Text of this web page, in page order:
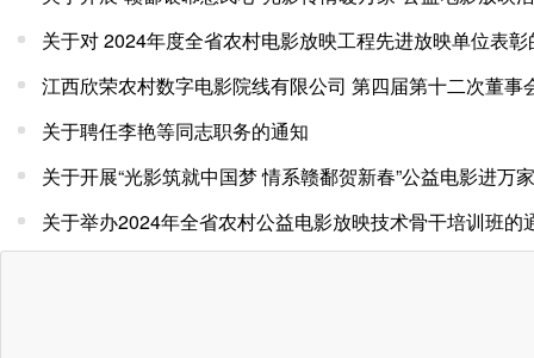
关于对 2024年度全省农村电影放映工程先进放映单位表彰
关于聘任李艳等同志职务的通知
关于举办2024年全省农村公益电影放映技术骨干培训班的